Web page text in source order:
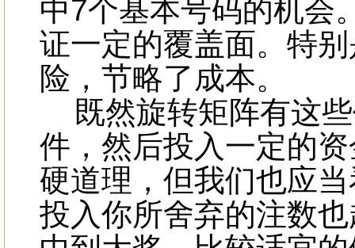
中7个基本号码的机会
证一定的覆盖面。特
险，节略了成本。
既然旋转矩阵有这些
件，然后投入一定的
硬道理，但我们也应
投入你所舍弃的注数